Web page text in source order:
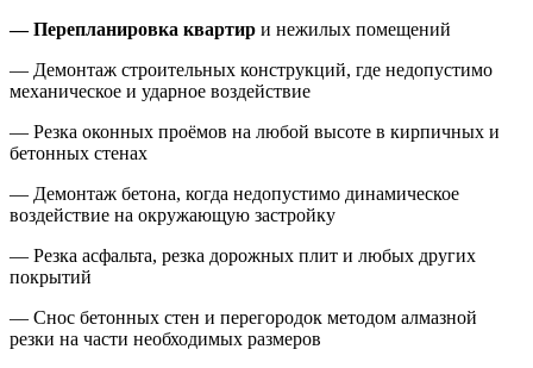
— Перепланировка квартир и нежилых помещений
— Демонтаж строительных конструкций, где недопустимо
механическое и ударное воздействие
— Резка оконных проёмов на любой высоте в кирпичных и
бетонных стенах
— Демонтаж бетона, когда недопустимо динамическое
воздействие на окружающую застройку
— Резка асфальта, резка дорожных плит и любых других
покрытий
— Снос бетонных стен и перегородок методом алмазной
резки на части необходимых размеров